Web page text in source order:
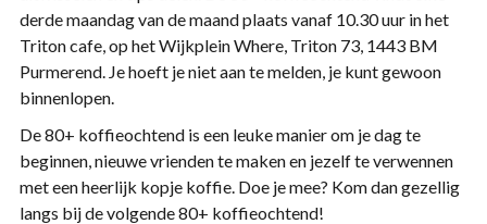
derde maandag van de maand plaats vanaf 10.30 uur in het
Triton cafe, op het Wijkplein Where, Triton 73, 1443 BM
Purmerend. Je hoeft je niet aan te melden, je kunt gewoon
binnenlopen.
De 80+ koffieochtend is een leuke manier om je dag te
beginnen, nieuwe vrienden te maken en jezelf te verwennen
met een heerlijk kopje koffie. Doe je mee? Kom dan gezellig
langs bij de volgende 80+ koffieochtend!